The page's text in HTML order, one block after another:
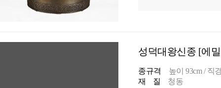
성덕대왕신종 [에
종규격
높이 93cm / 직
재 질
청동